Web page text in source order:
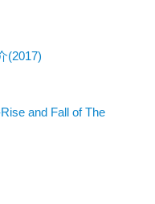
(2017)
and Fall of The